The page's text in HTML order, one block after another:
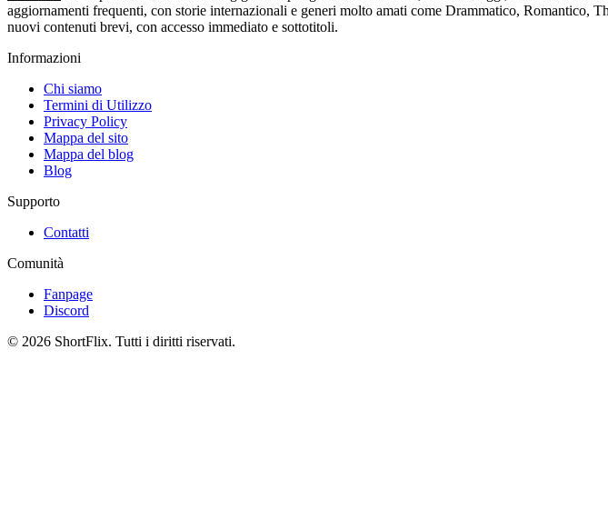
aggiornamenti frequenti, con storie internazionali e generi molto amati come Drammatico, Romantico,
nuovi contenuti brevi, con accesso immediato e sottotitoli.
Informazioni
Chi siamo
Termini di Utilizzo
Privacy Policy
Mappa del sito
Mappa del blog
Blog
Supporto
Contatti
Comunità
Fanpage
Discord
© 2026 ShortFlix. Tutti i diritti riservati.